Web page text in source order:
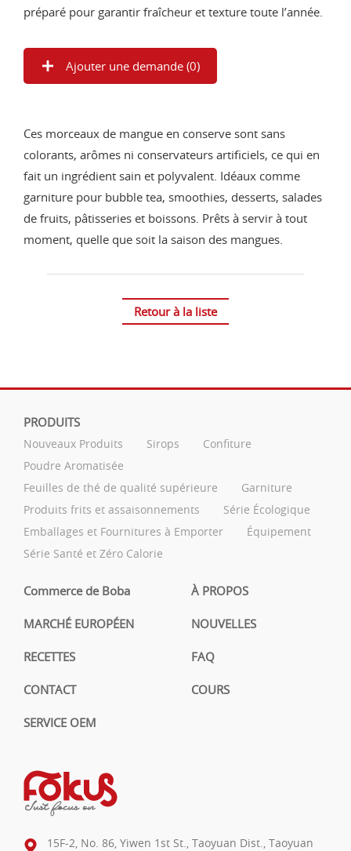
préparé pour garantir fraîcheur et texture toute l’année.
Ajouter une demande (0)
Ces morceaux de mangue en conserve sont sans
colorants, arômes ni conservateurs artificiels, ce qui en
fait un ingrédient sain et polyvalent. Idéaux comme
garniture pour bubble tea, smoothies, desserts, salades
de fruits, pâtisseries et boissons. Prêts à servir à tout
moment, quelle que soit la saison des mangues.
Retour à la liste
PRODUITS
Nouveaux Produits Sirops
Confiture
Poudre Aromatisée
Feuilles de thé de qualité supérieure
Garniture
Produits frits et assaisonnements
Série Écologique
Emballages et Fournitures à Emporter
Équipement
Série Santé et Zéro Calorie
Commerce de Boba À PROPOS
MARCHÉ EUROPÉEN NOUVELLES
RECETTES FAQ
CONTACT COURS
SERVICE OEM
15F-2, No. 86, Yiwen 1st St., Taoyuan Dist., Taoyuan